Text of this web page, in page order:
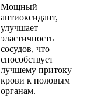
Мощный
антиоксидант,
улучшает
эластичность
сосудов, что
способствует
лучшему притоку
крови к половым
органам.